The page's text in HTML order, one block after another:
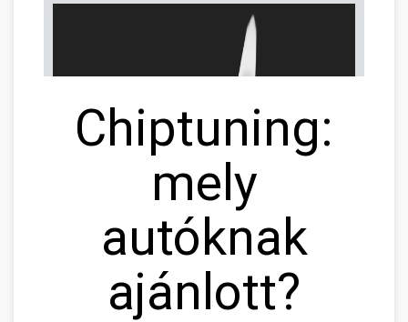
Chiptuning:
mely
autóknak
ajánlott?